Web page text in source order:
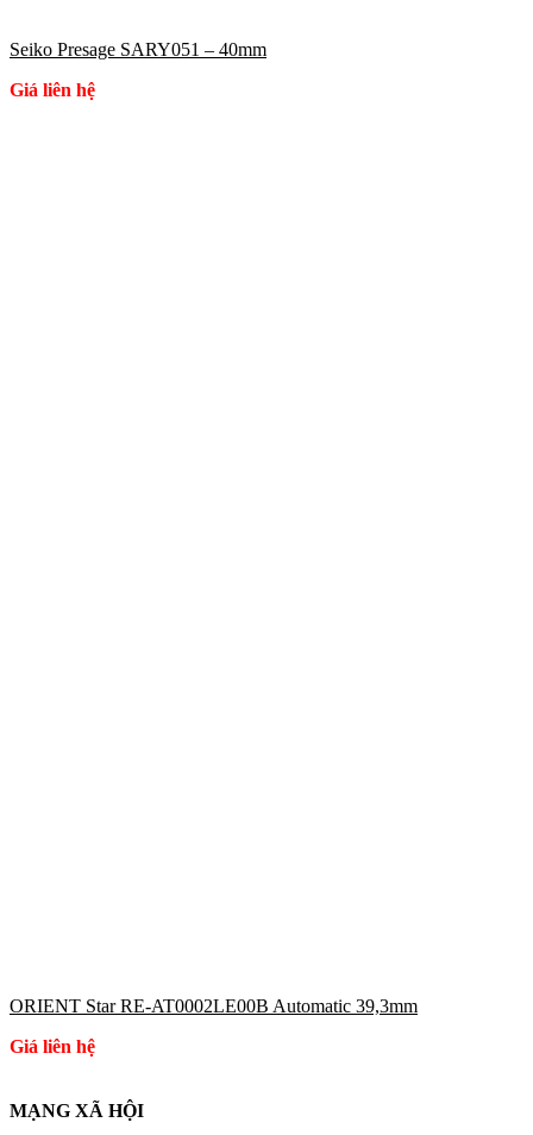
Seiko Presage SARY051 – 40mm
Giá liên hệ
ORIENT Star RE-AT0002LE00B Automatic 39,3mm
Giá liên hệ
MẠNG XÃ HỘI